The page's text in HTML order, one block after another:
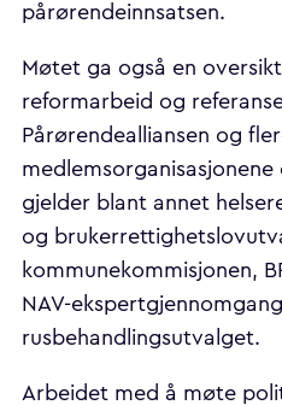
pårørendeinnsatsen.
Møtet ga også en
reformarbeid og
Pårørendealliansen og
gjelder blant annet
og
kommunekommisjonen,
NAV-
rusbehandlingsutvalget.
Arbeidet med å møte